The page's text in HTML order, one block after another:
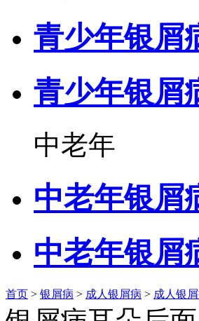
青少年银屑
青少年银屑
中老年
中老年银屑
中老年银屑
首页 > 银屑病 > 成人银屑病 > 成人银